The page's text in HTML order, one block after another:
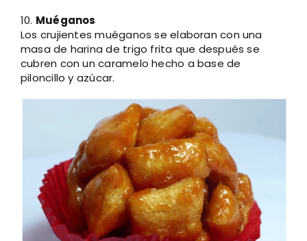
10. Muéganos
Los crujientes muéganos se elaboran con una
masa de harina de trigo frita que después se
cubren con un caramelo hecho a base de
piloncillo y azúcar.